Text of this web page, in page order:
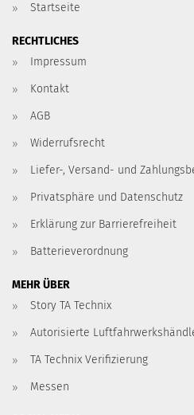
Startseite
RECHTLICHES
Impressum
Kontakt
AGB
Widerrufsrecht
Liefer-, Versand- und
Privatsphäre und Datenschutz
Erklärung zur Barrierefreiheit
Batterieverordnung
MEHR ÜBER
Story TA Technix
Autorisierte
TA Technix Verifizierung
Messen